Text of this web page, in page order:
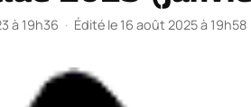
à 19h36 · Édité le 16 août 2025 à 19h58